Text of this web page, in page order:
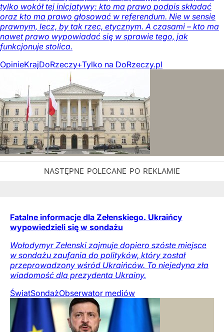
tylko wokół tej inicjatywy: kto ma prawo podpis składać
oraz kto ma prawo głosować w referendum. Nie w sensie
prawnym, lecz, by tak rzec, etycznym. A czasami – kto ma
nawet prawo wypowiadać się w sprawie tego, jak
funkcjonuje stolica.
OpinieKrajDoRzeczy+Tylko na DoRzeczy.pl
Fatalne informacje dla Zełenskiego. Ukraińcy
wypowiedzieli się w sondażu
Wołodymyr Zełenski zajmuje dopiero szóste miejsce
w sondażu zaufania do polityków, który został
przeprowadzony wśród Ukraińców. To niejedyna zła
wiadomość dla prezydenta Ukrainy.
ŚwiatSondażObserwator mediów